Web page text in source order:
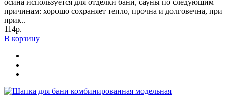
причинам: хорошо сохраняет тепло, прочна и долговечна, при
прик..
114р.
В корзину